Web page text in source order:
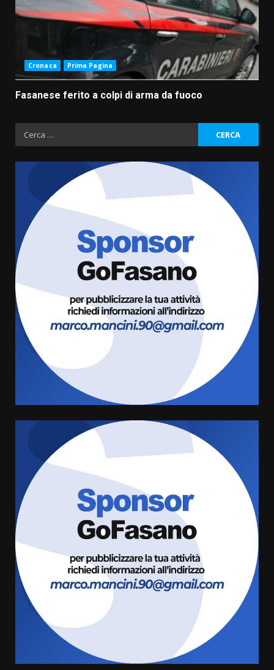
Cronaca Prima Pagina
Fasanese ferito a colpi di arma da fuoco
Ricerca
per:
3
Fasanese ferito a colpi di arma
6 Agosto 2026 18:13
Carta d’identità: continua il piano
di aperture straordinarie del
6 Agosto 2026 14:16
Grazia Neglia, coordinatrice
cittadina di Fratelli d’Italia,
pronta a tornare in Consiglio
comunale
Cura dei beni comuni e
cittadinanza attiva: online
l’avviso per la gestione
condivisa della Villetta di
Laureto
La magia del Minareto e la prima
assoluta de “L’Albergo
Belvedere. Il rapimento”
6 Agosto 2026 06:15
“I Contestatori: Musica di
Rivoluzione”: nuovo
appuntamento con “Fasano in
Banda”
7 Agosto 2026 06:05
US Fasano, Scianaro: “Profonda
amarezza per esclusione dal